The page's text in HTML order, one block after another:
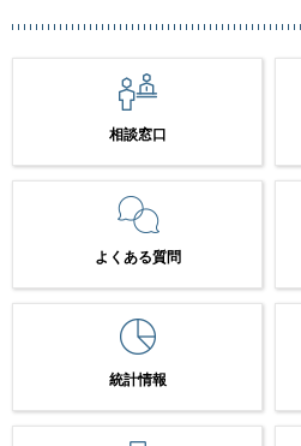
相談窓口
よくある質問
統計情報